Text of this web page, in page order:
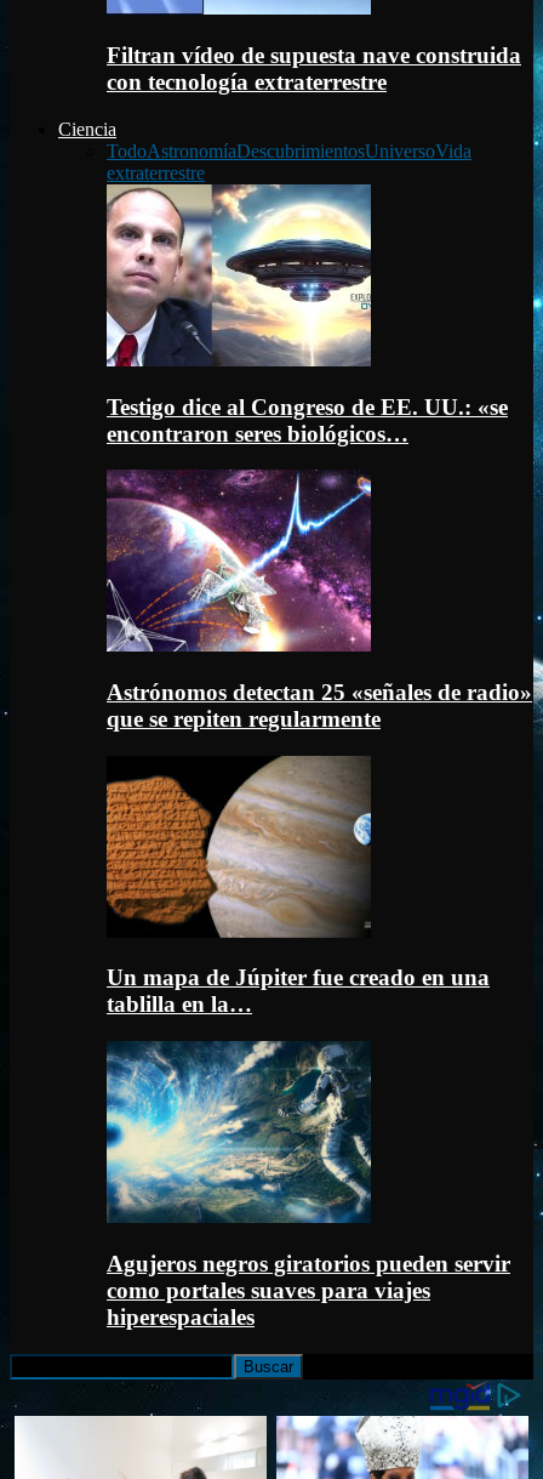
Filtran vídeo de supuesta nave construida
con tecnología extraterrestre
Ciencia
TodoAstronomíaDescubrimientosUniversoVida
extraterrestre
Testigo dice al Congreso de EE. UU.: «se
encontraron seres biológicos…
Astrónomos detectan 25 «señales de radio»
que se repiten regularmente
Un mapa de Júpiter fue creado en una
tablilla en la…
Agujeros negros giratorios pueden servir
como portales suaves para viajes
hiperespaciales